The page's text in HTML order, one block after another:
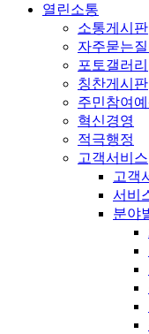
열린소통
소통게시판
자주묻는
포토갤러리
칭찬게시판
주민참여
혁신경영
적극행정
고객서비스
고객
서비
분야